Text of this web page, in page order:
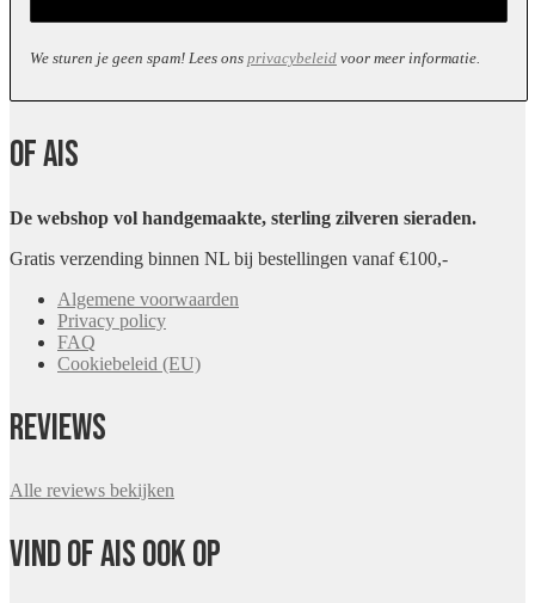
We sturen je geen spam! Lees ons privacybeleid voor meer informatie.
Of Ais
De webshop vol handgemaakte, sterling zilveren sieraden.
Gratis verzending binnen NL bij bestellingen vanaf €100,-
Algemene voorwaarden
Privacy policy
FAQ
Cookiebeleid (EU)
Reviews
Alle reviews bekijken
Vind Of Ais ook op